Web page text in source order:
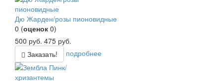
Дю Жарден/розы пионовидные
0 (оценок 0)
500 руб. 475 руб.
Заказать!
подробнее